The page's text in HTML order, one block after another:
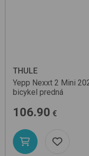
THULE
Yepp Nexxt 2 Mini
bicykel predná
106.90 €